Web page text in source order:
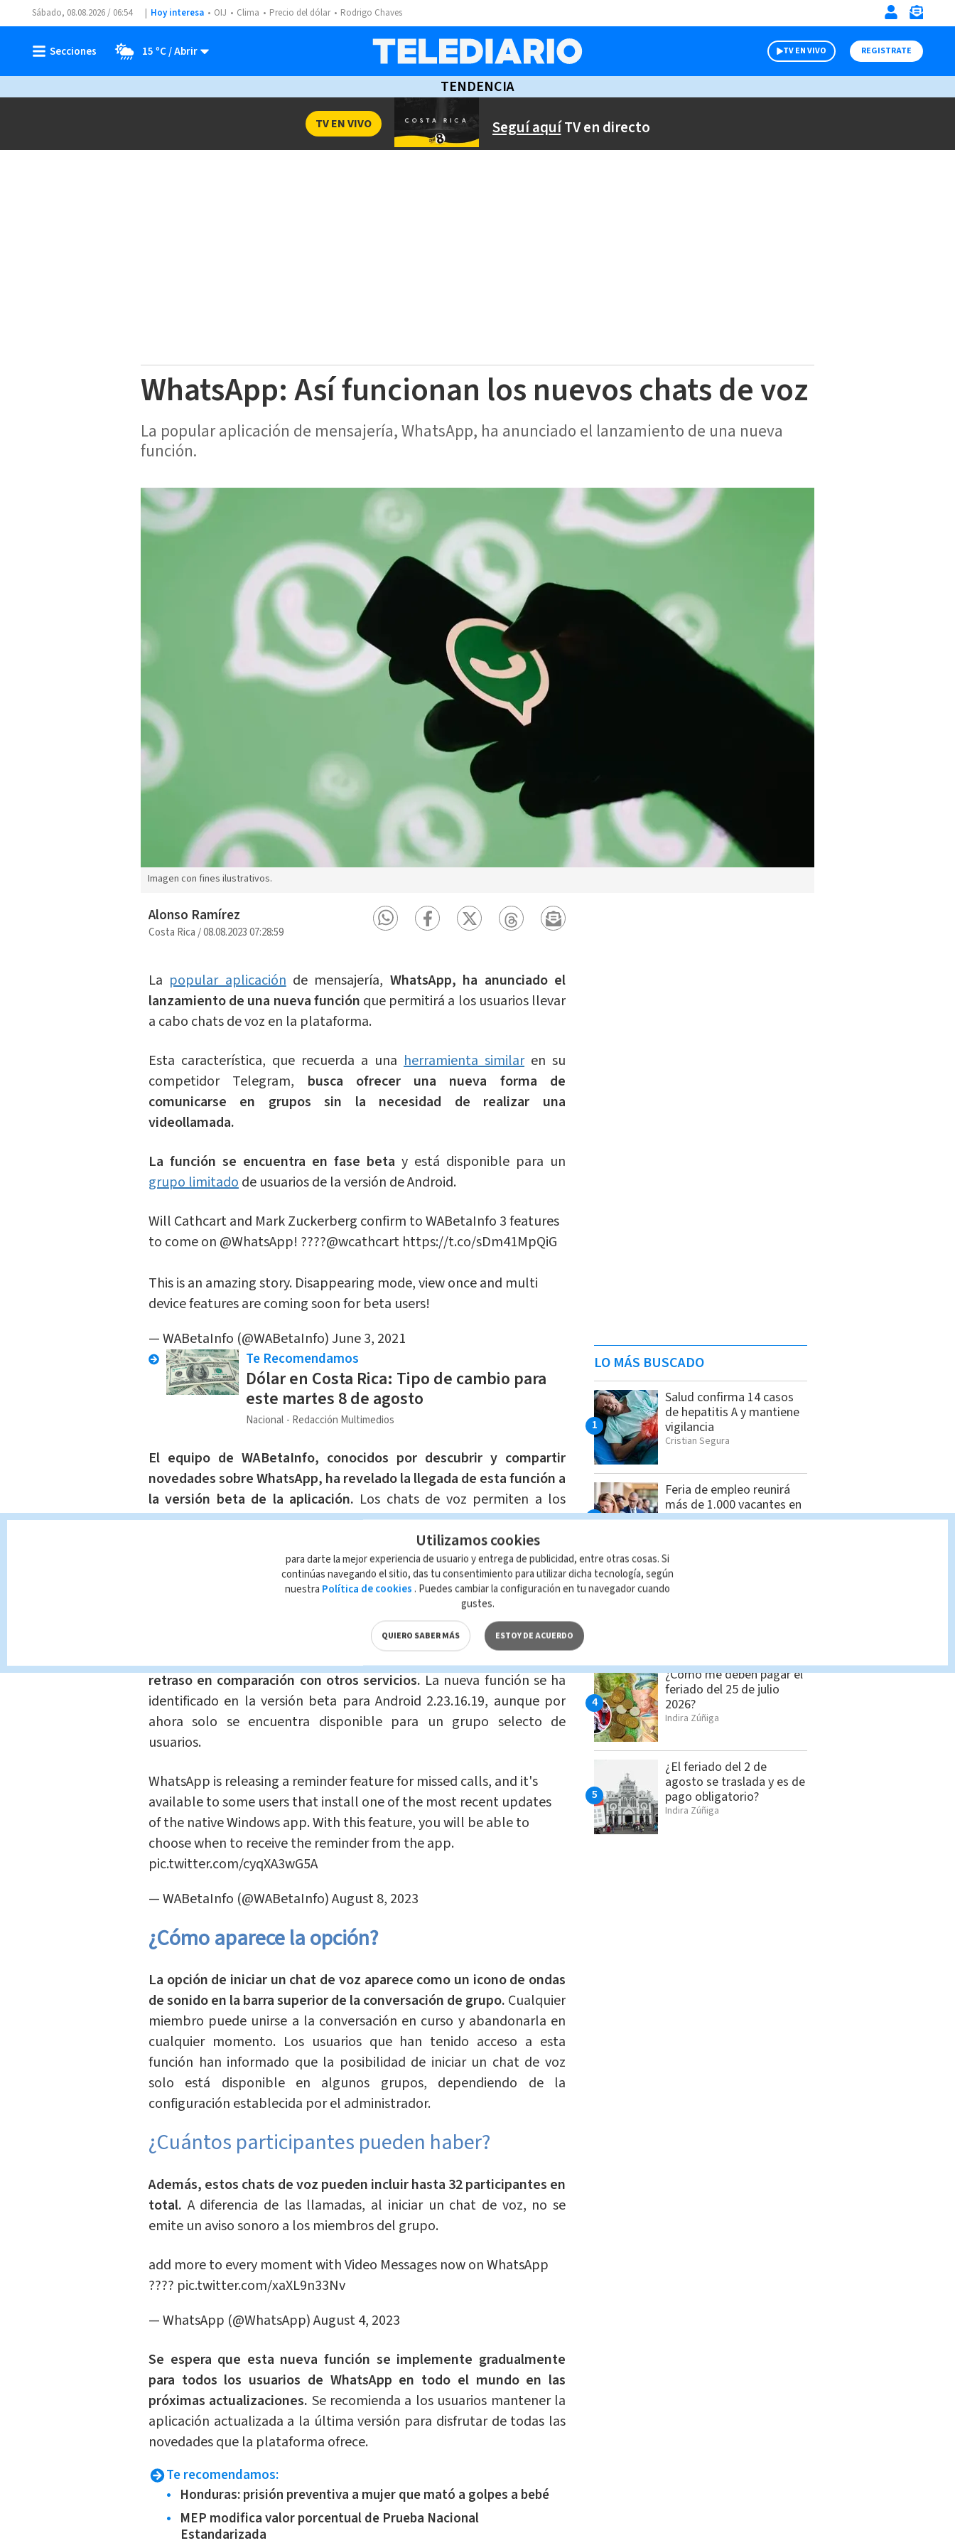
Sábado, 08.08.2026 / 06:54 Hoy interesa OIJ Clima Precio del dólar Rodrigo Chaves
15 ºC TV EN VIVO REGISTRATE
TENDENCIA
Seguí aquíTV en directo
TV EN VIVO
WhatsApp: Así funcionan los nuevos chats de voz
La popular aplicación de mensajería, WhatsApp, ha anunciado el lanzamiento de una nueva
función.
Imagen con fines ilustrativos.
Alonso Ramírez
Costa Rica/08.08.2023 07:28:59
La popular aplicaciónde mensajería, WhatsApp, ha anunciado el
lanzamiento de una nueva función que permitirá a los usuarios llevar
a cabo chats de voz en la plataforma.
Esta característica, que recuerda a una herramienta similaren su
competidor Telegram, busca ofrecer una nueva forma de
comunicarse en grupos sin la necesidad de realizar una
videollamada.
La función se encuentra en fase beta y está disponible para un
grupo limitadode usuarios de la versión de Android.
Will Cathcart and Mark Zuckerberg confirm to WABetaInfo 3 features
to come on @WhatsApp! ????@wcathcart https://t.co/sDm41MpQiG
This is an amazing story. Disappearing mode, view once and multi
device features are coming soon for beta users!
— WABetaInfo (@WABetaInfo)June 3, 2021
Te Recomendamos
Dólar en Costa Rica: Tipo de cambio para
este martes 8 de agosto
Nacional Redacción Multimedios
El equipo de WABetaInfo, conocidos por descubrir y compartir
novedades sobre WhatsApp, ha revelado la llegada de esta función a
la versión beta de la aplicación. Los chats de voz permiten a los
usuarios participar en conversaciones de grupo de forma oral, sin
Esta tendencia de chats de voz se popularizó con la plataforma
y luego se expandió a otras redes como Telegram y
WhatsApp ha decidido unirse a esta tendencia, aunque con cierto
retraso en comparación con otros servicios. La nueva función se ha
identificado en la versión beta para Android 2.23.16.19, aunque por
ahora solo se encuentra disponible para un grupo selecto de
usuarios.
WhatsApp is releasing a reminder feature for missed calls, and it's
available to some users that install one of the most recent updates
of the native Windows app. With this feature, you will be able to
choose when to receive the reminder from the app.
pic.twitter.com/cyqXA3wG5A
— WABetaInfo (@WABetaInfo)August 8, 2023
¿Cómo aparece la opción?
La opción de iniciar un chat de voz aparece como un icono de ondas
de sonido en la barra superior de la conversación de grupo. Cualquier
miembro puede unirse a la conversación en curso y abandonarla en
cualquier momento. Los usuarios que han tenido acceso a esta
función han informado que la posibilidad de iniciar un chat de voz
solo está disponible en algunos grupos, dependiendo de la
configuración establecida por el administrador.
¿Cuántos participantes pueden haber?
Además, estos chats de voz pueden incluir hasta 32 participantes en
total. A diferencia de las llamadas, al iniciar un chat de voz, no se
emite un aviso sonoro a los miembros del grupo.
add more to every moment with Video Messages now on WhatsApp
???? pic.twitter.com/xaXL9n33Nv
— WhatsApp (@WhatsApp)August 4, 2023
Se espera que esta nueva función se implemente gradualmente
para todos los usuarios de WhatsApp en todo el mundo en las
próximas actualizaciones. Se recomienda a los usuarios mantener la
aplicación actualizada a la última versión para disfrutar de todas las
novedades que la plataforma ofrece.
Te recomendamos:
Honduras: prisión preventiva a mujer que mató a golpes a bebé
MEP modifica valor porcentual de Prueba Nacional
Estandarizada
LO MÁS BUSCADO
Salud confirma 14 casos
de hepatitis A y mantiene
vigilancia
Cristian Segura
Feria de empleo reunirá
más de 1.000 vacantes en
San Pedro
Sospechosos de
narcomenudeo son
¿Cómo me deben pagar el
feriado del 25 de julio
2026?
Indira Zúñiga
¿El feriado del 2 de
agosto se traslada y es de
pago obligatorio?
Indira Zúñiga
Utilizamos cookies
para darte la mejor experiencia de usuario y entrega de publicidad, entre otras cosas. Si
continúas navegando el sitio, das tu consentimiento para utilizar dicha tecnología, según
nuestra Política de cookies . Puedes cambiar la configuración en tu navegador cuando
gustes.
QUIERO SABER MÁS ESTOY DE ACUERDO